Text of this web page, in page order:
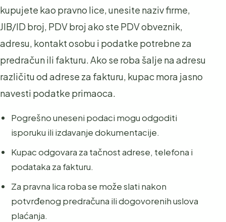
kupujete kao pravno lice, unesite naziv firme,
JIB/ID broj, PDV broj ako ste PDV obveznik,
adresu, kontakt osobu i podatke potrebne za
predračun ili fakturu. Ako se roba šalje na adresu
različitu od adrese za fakturu, kupac mora jasno
navesti podatke primaoca.
Pogrešno uneseni podaci mogu odgoditi
isporuku ili izdavanje dokumentacije.
Kupac odgovara za tačnost adrese, telefona i
podataka za fakturu.
Za pravna lica roba se može slati nakon
potvrđenog predračuna ili dogovorenih uslova
plaćanja.